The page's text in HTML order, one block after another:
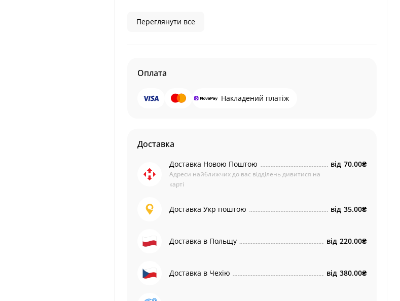
Переглянути все
Оплата
Накладений платіж
Доставка
Доставка Новою Поштою
Адреси найближчих до вас відділень дивитися на
карті
від 70.00₴
Доставка Укр поштою від 35.00₴
Доставка в Польщу від 220.00₴
Доставка в Чехію від 380.00₴